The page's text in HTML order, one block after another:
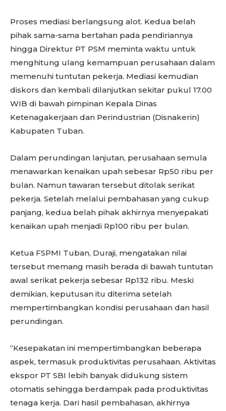
Proses mediasi berlangsung alot. Kedua belah
pihak sama-sama bertahan pada pendiriannya
hingga Direktur PT PSM meminta waktu untuk
menghitung ulang kemampuan perusahaan dalam
memenuhi tuntutan pekerja. Mediasi kemudian
diskors dan kembali dilanjutkan sekitar pukul 17.00
WIB di bawah pimpinan Kepala Dinas
Ketenagakerjaan dan Perindustrian (Disnakerin)
Kabupaten Tuban.
Dalam perundingan lanjutan, perusahaan semula
menawarkan kenaikan upah sebesar Rp50 ribu per
bulan. Namun tawaran tersebut ditolak serikat
pekerja. Setelah melalui pembahasan yang cukup
panjang, kedua belah pihak akhirnya menyepakati
kenaikan upah menjadi Rp100 ribu per bulan.
Ketua FSPMI Tuban, Duraji, mengatakan nilai
tersebut memang masih berada di bawah tuntutan
awal serikat pekerja sebesar Rp132 ribu. Meski
demikian, keputusan itu diterima setelah
mempertimbangkan kondisi perusahaan dan hasil
perundingan.
“Kesepakatan ini mempertimbangkan beberapa
aspek, termasuk produktivitas perusahaan. Aktivitas
ekspor PT SBI lebih banyak didukung sistem
otomatis sehingga berdampak pada produktivitas
tenaga kerja. Dari hasil pembahasan, akhirnya